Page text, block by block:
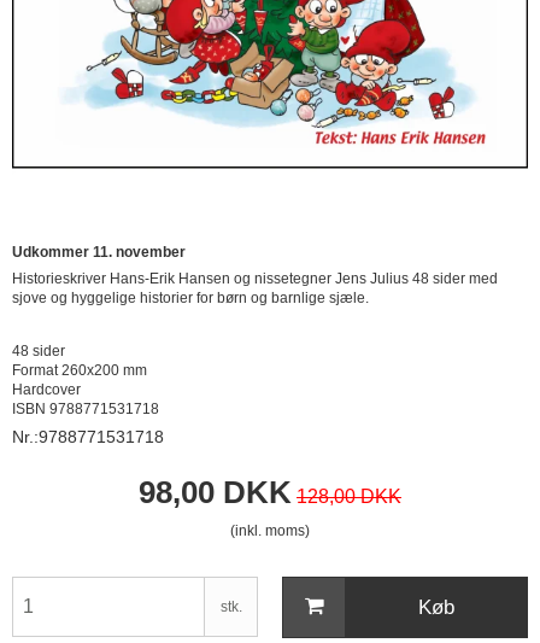
Udkommer 11. november
Historieskriver Hans-Erik Hansen og nissetegner Jens Julius 48 sider med
sjove og hyggelige historier for børn og barnlige sjæle.
48 sider
Format 260x200 mm
Hardcover
ISBN 9788771531718
Nr.:9788771531718
98,00 DKK 128,00 DKK
(inkl. moms)
stk. Køb